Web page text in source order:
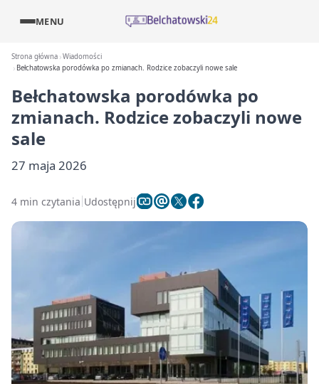
MENU
Strona główna Wiadomości
Bełchatowska porodówka po zmianach. Rodzice zobaczyli nowe sale
Bełchatowska porodówka po
zmianach. Rodzice zobaczyli nowe
sale
27 maja 2026
4 min czytania Udostępnij